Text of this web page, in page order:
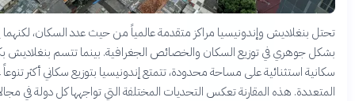
وإندونيسيا مراكز متقدمة عالمياً من حيث عدد السكان، لكنهما يختلفان
في توزيع السكان والخصائص الجغرافية. بينما تتسم بنغلاديش بكثافة
على مساحة محدودة، تتمتع إندونيسيا بتوزيع سكاني أكثر تنوعاً عبر جزرها
هذه المقارنة تعكس التحديات المختلفة التي تواجهها كل دولة في مجالات البنية